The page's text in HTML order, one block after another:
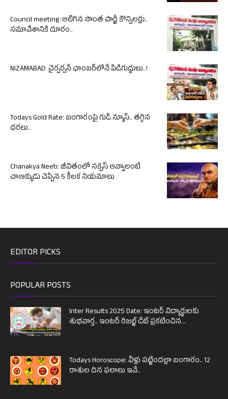
Council meeting :అలిగిన సొంత పార్టీ కౌన్సిలర్లు..
సమావేశానికి దూరం..
NIZAMABAD: చైర్పర్సన్ ఛాంబర్‌లోనే పిడిగుద్దులు..!
Todays Gold Rate: బంగారంపై గుడ్ న్యూస్.. తగ్గిన
ధరలు..
Chanakya Neeti: జీవితంలో సక్సెస్ అవ్వాలంటే
చాణక్యుడు చెప్పిన 5 కీలక నియమాలు
EDITOR PICKS
POPULAR POSTS
Inter Results 2025 Date: ఇంటర్ విద్యార్థులకు
శుభవార్త.. ఇంటర్ రిజల్ట్ డేట్ ప్రకటించిన...
Todays Horoscope: వీళ్లు పట్టిందల్లా బంగారం.. 12
రాశుల దిన ఫలాలు ఇవే..